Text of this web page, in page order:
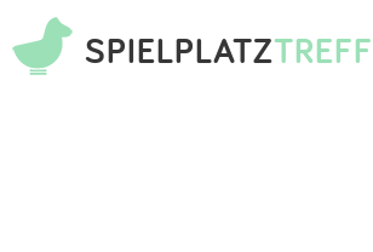
SPIELPLATZTREFF